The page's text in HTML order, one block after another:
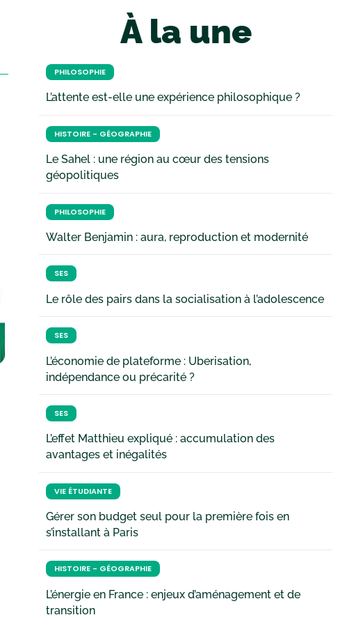
À la une
PHILOSOPHIE
L’attente est-elle une expérience philosophique ?
HISTOIRE - GÉOGRAPHIE
Le Sahel : une région au cœur des tensions
géopolitiques
PHILOSOPHIE
Walter Benjamin : aura, reproduction et modernité
SES
Le rôle des pairs dans la socialisation à l’adolescence
SES
L’économie de plateforme : Uberisation,
indépendance ou précarité ?
SES
L’effet Matthieu expliqué : accumulation des
avantages et inégalités
VIE ÉTUDIANTE
Gérer son budget seul pour la première fois en
s’installant à Paris
HISTOIRE - GÉOGRAPHIE
L’énergie en France : enjeux d’aménagement et de
transition